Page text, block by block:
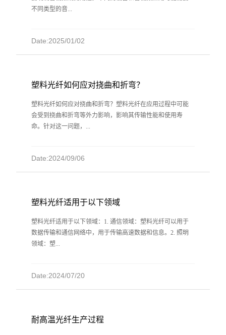
不同类型的音...
Date:2025/01/02
塑料光纤如何应对挠曲和折弯？
塑料光纤如何应对挠曲和折弯？塑料光纤在应用过程中可能
会受到挠曲和折弯等外力影响，影响其传输性能和使用寿
命。针对这一问题，...
Date:2024/09/06
塑料光纤适用于以下领域
塑料光纤适用于以下领域：1. 通信领域：塑料光纤可以用于
数据传输和通信网络中，用于传输高速数据和信息。2. 照明
领域：塑...
Date:2024/07/20
耐高温光纤生产过程